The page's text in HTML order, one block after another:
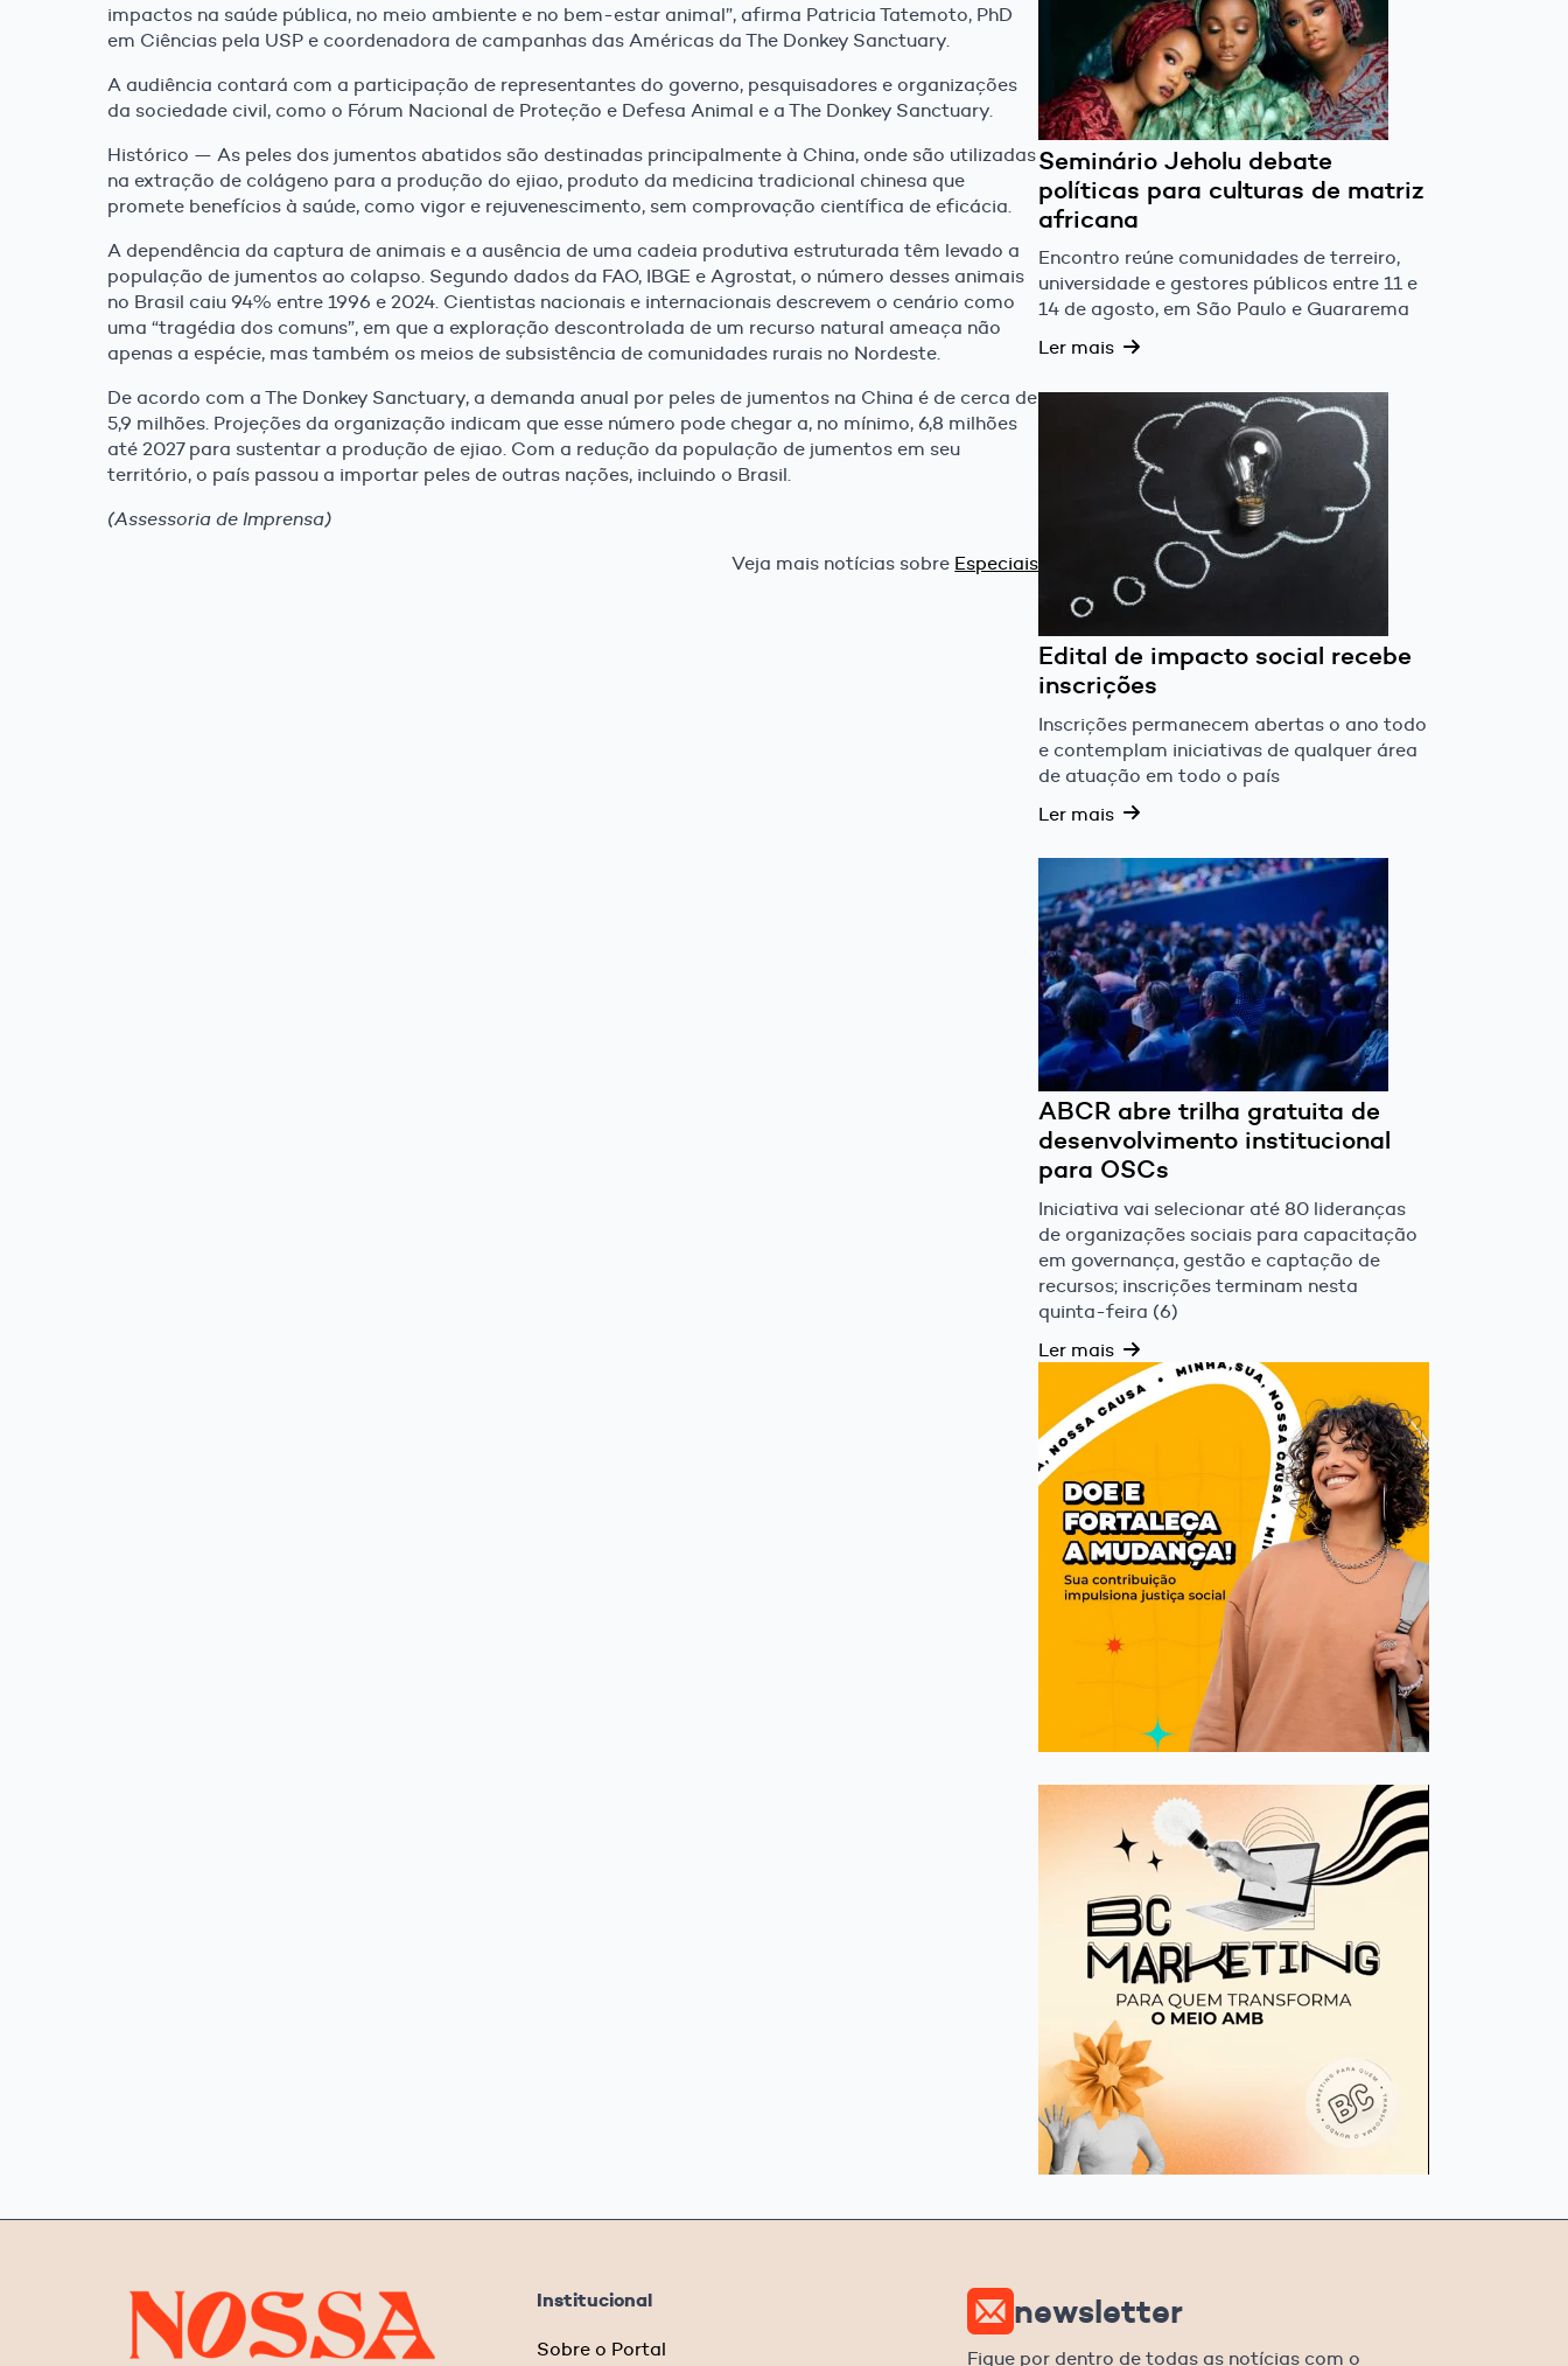
impactos na saúde pública, no meio ambiente e no bem-estar animal”, afirma Patricia Tatemoto, PhD
em Ciências pela USP e coordenadora de campanhas das Américas da The Donkey Sanctuary.
A audiência contará com a participação de representantes do governo, pesquisadores e organizações
da sociedade civil, como o Fórum Nacional de Proteção e Defesa Animal e a The Donkey Sanctuary.
Histórico — As peles dos jumentos abatidos são destinadas principalmente à China, onde são utilizadas
na extração de colágeno para a produção do ejiao, produto da medicina tradicional chinesa que
promete benefícios à saúde, como vigor e rejuvenescimento, sem comprovação científica de eficácia.
A dependência da captura de animais e a ausência de uma cadeia produtiva estruturada têm levado a
população de jumentos ao colapso. Segundo dados da FAO, IBGE e Agrostat, o número desses animais
no Brasil caiu 94% entre 1996 e 2024. Cientistas nacionais e internacionais descrevem o cenário como
uma “tragédia dos comuns”, em que a exploração descontrolada de um recurso natural ameaça não
apenas a espécie, mas também os meios de subsistência de comunidades rurais no Nordeste.
De acordo com a The Donkey Sanctuary, a demanda anual por peles de jumentos na China é de cerca de
5,9 milhões. Projeções da organização indicam que esse número pode chegar a, no mínimo, 6,8 milhões
até 2027 para sustentar a produção de ejiao. Com a redução da população de jumentos em seu
território, o país passou a importar peles de outras nações, incluindo o Brasil.
(Assessoria de Imprensa)
Veja mais notícias sobre Especiais
Seminário Jeholu debate
políticas para culturas de matriz
africana
Encontro reúne comunidades de terreiro,
universidade e gestores públicos entre 11 e
14 de agosto, em São Paulo e Guararema
Ler mais
Edital de impacto social recebe
inscrições
Inscrições permanecem abertas o ano todo
e contemplam iniciativas de qualquer área
de atuação em todo o país
Ler mais
ABCR abre trilha gratuita de
desenvolvimento institucional
para OSCs
Iniciativa vai selecionar até 80 lideranças
de organizações sociais para capacitação
em governança, gestão e captação de
recursos; inscrições terminam nesta
quinta-feira (6)
Ler mais
Institucional
Sobre o Portal
newsletter
Fique por dentro de todas as notícias com o